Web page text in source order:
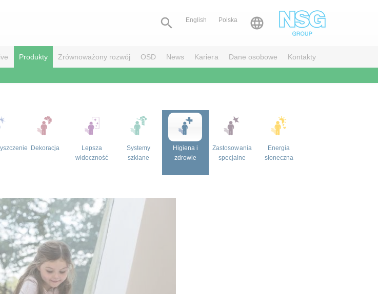
 English Polska 
Produkty Zrównoważony rozwój OSD News Kariera Dane osobowe Kontakty
Dekoracja
Lepsza
widoczność
Systemy
szklane
Higiena i
zdrowie
Zastosowania
specjalne
Energia
słoneczna